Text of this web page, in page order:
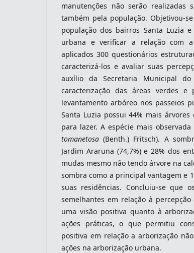
manutenções não serão realizadas
também pela população. Objetivou-
população dos bairros Santa Luzia
urbana e verificar a relação com
aplicados 300 questionários
caracterizá-los e avaliar suas
auxílio da Secretaria Municipal
caracterização das áreas verdes
levantamento arbóreo nos passeios
Santa Luzia possui 44% mais
para lazer. A espécie mais
tomanetosa (Benth.) Fritsch). A
Jardim Araruna (74,7%) e 28% dos
mudas mesmo não tendo árvore na
sombra como a principal vantagem e
suas residências. Concluiu-se que
semelhantes em relação à
uma visão positiva quanto à
ações práticas, o que permitiu
positiva em relação a arborização
ações na arborização urbana.
indexadores-fronteiras